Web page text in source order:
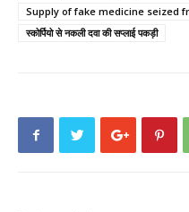
Supply of fake medicine seized
स्कोर्पियो से नकली दवा की सप्लाई पकड़ी